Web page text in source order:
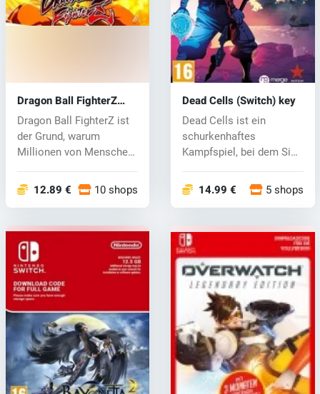
Dragon Ball FighterZ
(Switch) key
Dragon Ball FighterZ ist
der Grund, warum
Millionen von Menschen
12.89 € 10 shops
Dead Cells (Switch) key
Dead Cells ist ein
schurkenhaftes
Kampfspiel, bei dem Sie
14.99 € 5 shops